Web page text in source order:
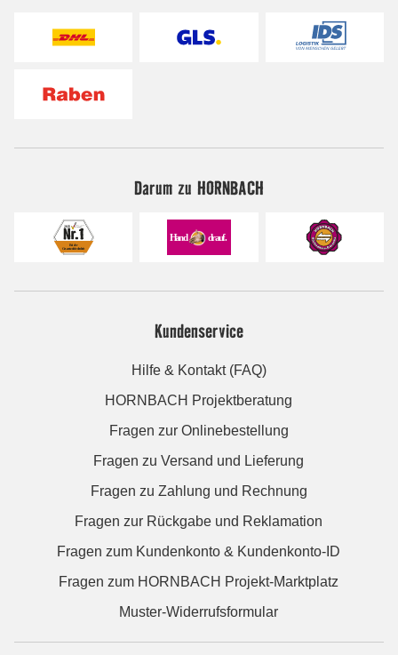
Darum zu HORNBACH
Kundenservice
Hilfe & Kontakt (FAQ)
HORNBACH Projektberatung
Fragen zur Onlinebestellung
Fragen zu Versand und Lieferung
Fragen zu Zahlung und Rechnung
Fragen zur Rückgabe und Reklamation
Fragen zum Kundenkonto & Kundenkonto-ID
Fragen zum HORNBACH Projekt-Marktplatz
Muster-Widerrufsformular